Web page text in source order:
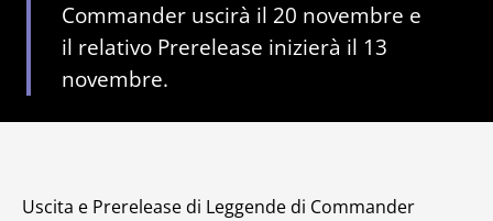
Commander uscirà il 20 novembre e
il relativo Prerelease inizierà il 13
novembre.
Uscita e Prerelease di Leggende di Commander